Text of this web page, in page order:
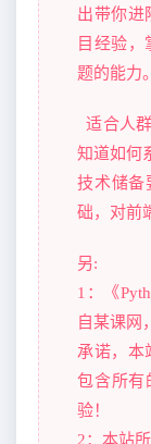
出带你进
目经验，
题的能力。
适合人
知道如何
技术储备
础，对前
另:
1：《
自某课网
承诺，本
包含所有
验！
2：本站